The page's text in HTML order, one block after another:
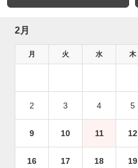
2月
月 火 水 木
2 3 4 5
9 10 11 12
16 17 18 19